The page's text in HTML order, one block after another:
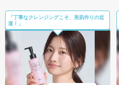
「丁寧なクレンジングこそ、美肌作りの近
道！」